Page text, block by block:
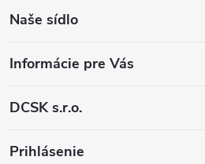
Naše sídlo
Informácie pre Vás
DCSK s.r.o.
Prihlásenie